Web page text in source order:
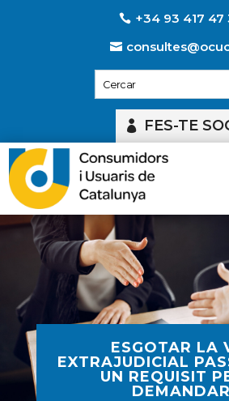
+34 93 417 47
FES-TE
ESGOTAR LA
EXTRAJUDICIAL
UN REQUISIT
DEMANDAR